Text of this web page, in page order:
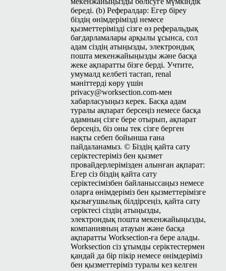
береді. (b) Рефералдар: Егер біреу
біздің өнімдерімізді немесе
қызметтерімізді сізге өз реферальдық
бағдарламалары арқылы ұсынса, сол
адам сіздің атыңызды, электрондық
пошта мекенжайыңызды және басқа
жеке ақпаратты бізге берді. Учтите,
умумалд келбеті тастап, renal
мәніттерді көру үшін
privacy@worksection.com-мен
хабарласуыңыз керек. Басқа адам
туралы ақпарат берсеңіз немесе басқа
адамның сізге бере отырып, ақпарат
берсеңіз, біз оны тек сізге берген
нақты себеп бойынша ғана
пайдаланамыз. © Біздің қайта сату
серіктестеріміз бен қызмет
провайдерлерімізден алынған ақпарат:
Егер сіз біздің қайта сату
серіктесімізбен байланыссаңыз немесе
оларға өнімдеріміз бен қызметтерімізге
қызығушылық білдірсеңіз, қайта сату
серіктесі сіздің атыңызды,
электрондық пошта мекенжайыңызды,
компанияның атауын және басқа
ақпаратты Work­sec­tion-ға бере алады.
Work­sec­tion сіз ұтымды серіктестермен
қандай да бір пікір немесе өнімдеріміз
бен қызметтеріміз туралы кез келген